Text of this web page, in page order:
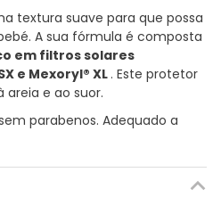
textura suave para que possa
A sua fórmula é composta
em filtros solares
e Mexoryl® XL . Este protetor
areia e ao suor.
parabenos. Adequado a